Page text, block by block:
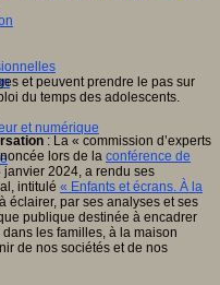
et numérique
: La « commission d’experts
lors de la conférence de
janvier 2024, a rendu ses
intitulé « Enfants et écrans. À la
éclairer, par ses analyses et ses
publique destinée à encadrer
les familles, à la maison
de nos sociétés et de nos